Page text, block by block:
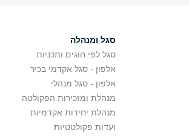
סגל ומנהלה
סגל לפי חוגים ותכניות
אלפון - סגל אקדמי בכיר
אלפון - סגל מנהלי
מנהלת ומזכירות הפקולטה
מנהלת יחידות אקדמיות
ועדות פקולטטיות